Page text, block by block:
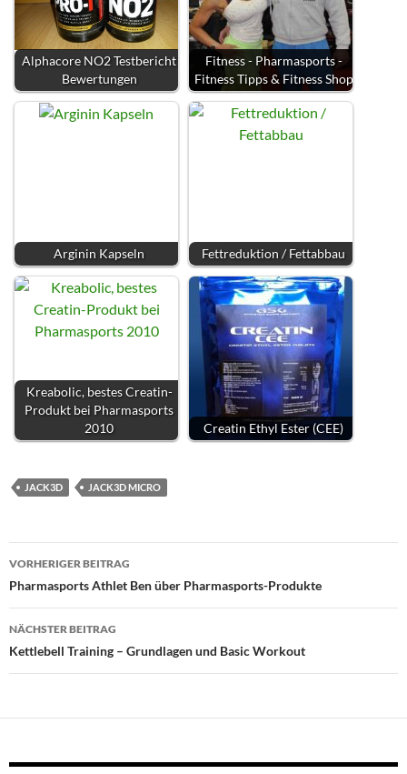
Alphacore NO2 Testbericht
Bewertungen
Fitness - Pharmasports -
Fitness Tipps & Fitness Shop
Arginin Kapseln Fettreduktion / Fettabbau
Kreabolic, bestes Creatin-
Produkt bei Pharmasports
2010
Creatin Ethyl Ester (CEE)
JACK3D JACK3D MICRO
Beitragsnavigation
VORHERIGER BEITRAG
Pharmasports Athlet Ben über Pharmasports-Produkte
NÄCHSTER BEITRAG
Kettlebell Training – Grundlagen und Basic Workout